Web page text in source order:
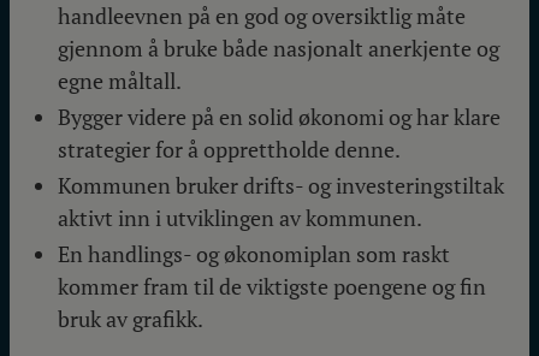
handleevnen på en god og oversiktlig måte
gjennom å bruke både nasjonalt anerkjente og
egne måltall.
Bygger videre på en solid økonomi og har klare
strategier for å opprettholde denne.
Kommunen bruker drifts- og investeringstiltak
aktivt inn i utviklingen av kommunen.
En handlings- og økonomiplan som raskt
kommer fram til de viktigste poengene og fin
bruk av grafikk.